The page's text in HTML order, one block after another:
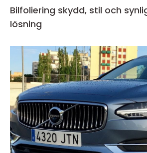
Bilfoliering skydd, stil och synlighet i samma
lösning